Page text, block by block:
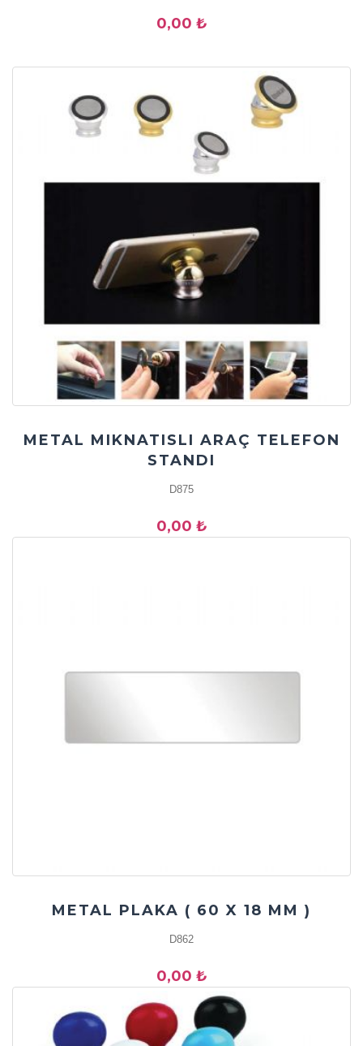
0,00 ₺
METAL MIKNATISLI ARAÇ TELEFON
STANDI
D875
0,00 ₺
METAL PLAKA ( 60 X 18 MM )
D862
0,00 ₺